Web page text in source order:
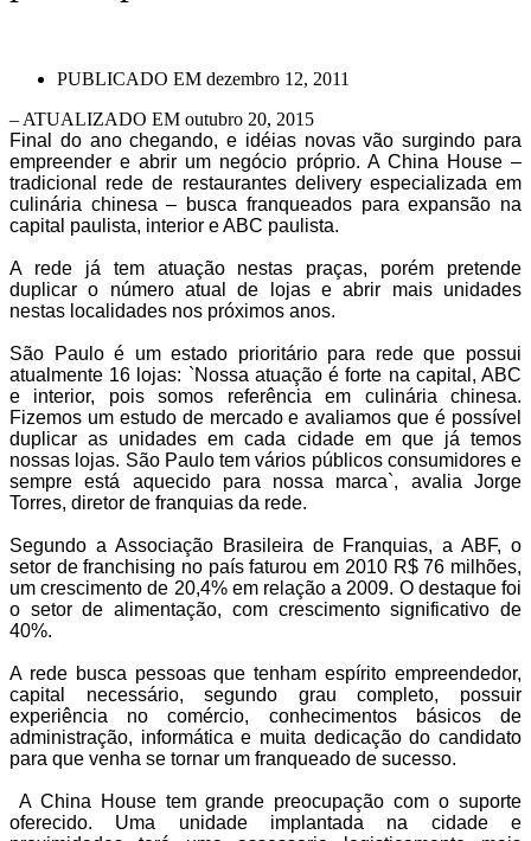
PUBLICADO EM dezembro 12, 2011
– ATUALIZADO EM outubro 20, 2015
Final do ano chegando, e idéias novas vão surgindo para
empreender e abrir um negócio próprio. A China House –
tradicional rede de restaurantes delivery especializada em
culinária chinesa – busca franqueados para expansão na
capital paulista, interior e ABC paulista.
A rede já tem atuação nestas praças, porém pretende
duplicar o número atual de lojas e abrir mais unidades
nestas localidades nos próximos anos.
São Paulo é um estado prioritário para rede que possui
atualmente 16 lojas: `Nossa atuação é forte na capital, ABC
e interior, pois somos referência em culinária chinesa.
Fizemos um estudo de mercado e avaliamos que é possível
duplicar as unidades em cada cidade em que já temos
nossas lojas. São Paulo tem vários públicos consumidores e
sempre está aquecido para nossa marca`, avalia Jorge
Torres, diretor de franquias da rede.
Segundo a Associação Brasileira de Franquias, a ABF, o
setor de franchising no país faturou em 2010 R$ 76 milhões,
um crescimento de 20,4% em relação a 2009. O destaque foi
o setor de alimentação, com crescimento significativo de
40%.
A rede busca pessoas que tenham espírito empreendedor,
capital necessário, segundo grau completo, possuir
experiência no comércio, conhecimentos básicos de
administração, informática e muita dedicação do candidato
para que venha se tornar um franqueado de sucesso.
A China House tem grande preocupação com o suporte
oferecido. Uma unidade implantada na cidade e